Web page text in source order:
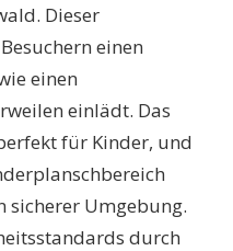
Dieser
einen
einen
einlädt. Das
für Kinder, und
sicherer Umgebung.
durch